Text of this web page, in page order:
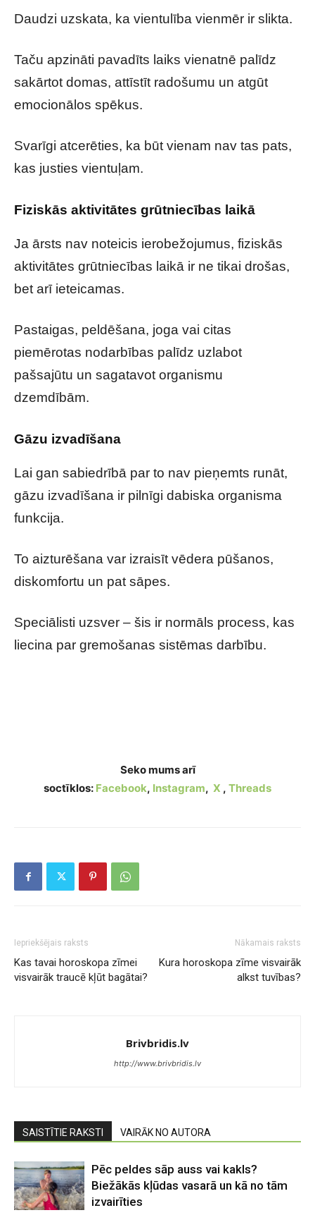
Daudzi uzskata, ka vientulība vienmēr ir slikta.
Taču apzināti pavadīts laiks vienatnē palīdz
sakārtot domas, attīstīt radošumu un atgūt
emocionālos spēkus.
Svarīgi atcerēties, ka būt vienam nav tas pats,
kas justies vientuļam.
Fiziskās aktivitātes grūtniecības laikā
Ja ārsts nav noteicis ierobežojumus, fiziskās
aktivitātes grūtniecības laikā ir ne tikai drošas,
bet arī ieteicamas.
Pastaigas, peldēšana, joga vai citas
piemērotas nodarbības palīdz uzlabot
pašsajūtu un sagatavot organismu
dzemdībām.
Gāzu izvadīšana
Lai gan sabiedrībā par to nav pieņemts runāt,
gāzu izvadīšana ir pilnīgi dabiska organisma
funkcija.
To aizturēšana var izraisīt vēdera pūšanos,
diskomfortu un pat sāpes.
Speciālisti uzsver – šis ir normāls process, kas
liecina par gremošanas sistēmas darbību.
Seko mums arī
soctīklos: Facebook, Instagram, X , Threads
Iepriekšējais raksts
Kas tavai horoskopa zīmei
visvairāk traucē kļūt bagātai?
Nākamais raksts
Kura horoskopa zīme visvairāk
alkst tuvības?
Brivbridis.lv
http://www.brivbridis.lv
SAISTĪTIE RAKSTI VAIRĀK NO AUTORA
Pēc peldes sāp auss vai kakls?
Biežākās kļūdas vasarā un kā no tām
izvairīties